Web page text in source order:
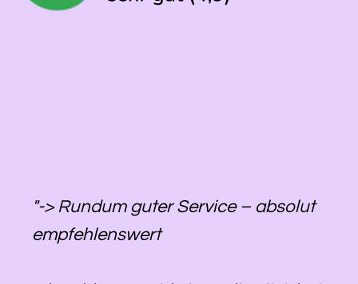
"-> Rundum guter Service – absolut
empfehlenswert